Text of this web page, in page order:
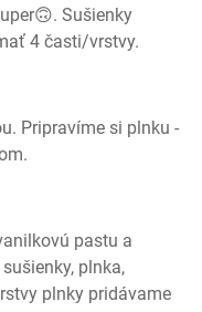
Sušienky
4 časti/vrstvy.
Pripravíme si plnku -
pastu a
plnka,
plnky pridávame